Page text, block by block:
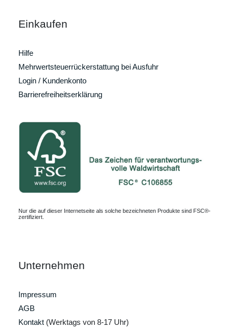
Einkaufen
Hilfe
Mehrwertsteuerrückerstattung bei Ausfuhr
Login / Kundenkonto
Barrierefreiheitserklärung
Nur die auf dieser Internetseite als solche bezeichneten Produkte sind FSC®-
zertifiziert.
Unternehmen
Impressum
AGB
Kontakt (Werktags von 8-17 Uhr)